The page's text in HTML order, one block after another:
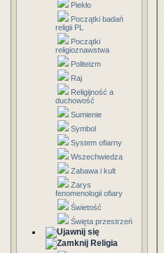
Piekło
Początki badań
religii PL
Początki
religioznawstwa
Politeizm
Raj
Religijność a
duchowość
Sumienie
Symbol
System ofiarny
Wszechwiedza
Zabawa i kult
Zarys
fenomenologii ofiary
Świetość
Święta przestrzeń
Religia